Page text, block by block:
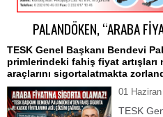
PALANDÖKEN, “ARABA
TESK Genel Başkanı Bendevi
primlerindeki fahiş fiyat artışları
araçlarını sigortalatmakta
01
TESK